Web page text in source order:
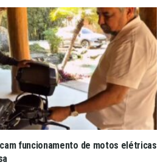
funcionamento de motos elétricas